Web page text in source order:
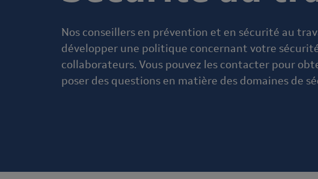
Nos conseillers en prévention et en sécurité au
développer une politique concernant votre
collaborateurs. Vous pouvez les contacter pour
poser des questions en matière des domaines de